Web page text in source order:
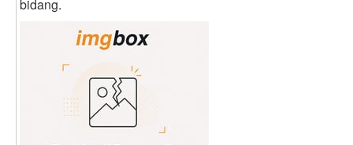
bidang.